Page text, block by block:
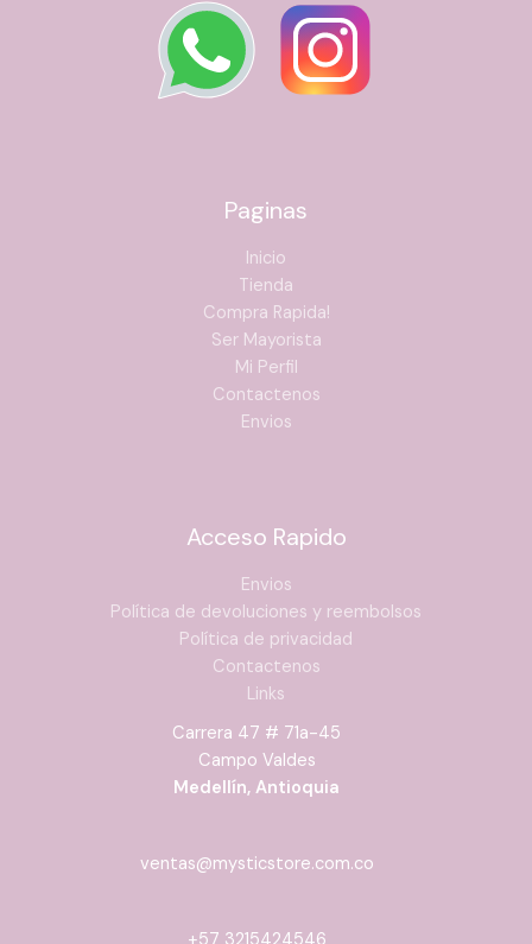
Paginas
Inicio
Tienda
Compra Rapida!
Ser Mayorista
Mi Perfil
Contactenos
Envios
Acceso Rapido
Envios
Política de devoluciones y reembolsos
Política de privacidad
Contactenos
Links
Carrera 47 # 71a-45
Campo Valdes
Medellín, Antioquia
ventas@mysticstore.com.co
+57 3215424546